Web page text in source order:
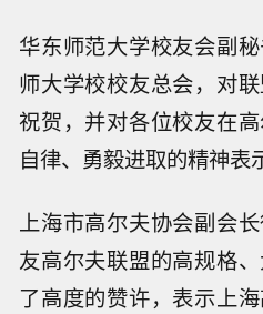
华东师范大学校友会副
师大学校校友总会，对
祝贺，并对各位校友在
自律、勇毅进取的精神表
上海市高尔夫协会副会
友高尔夫联盟的高规格
了高度的赞许，表示上